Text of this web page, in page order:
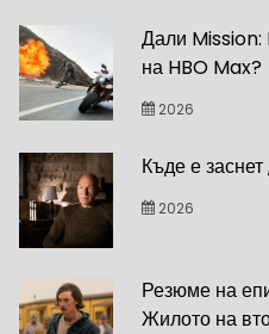
Дали
на HBO Max?
2026
Къде е
2026
Резюме на
Жилото на